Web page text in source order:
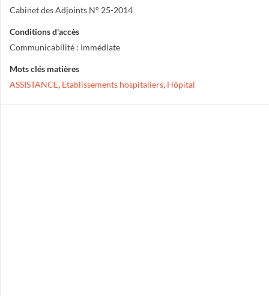
Cabinet des Adjoints N° 25-2014
Conditions d'accès
Communicabilité : Immédiate
Mots clés matières
ASSISTANCE, Etablissements hospitaliers, Hôpital